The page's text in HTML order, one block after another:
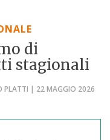
di
stagionali
PLATTI | 22 MAGGIO 2026